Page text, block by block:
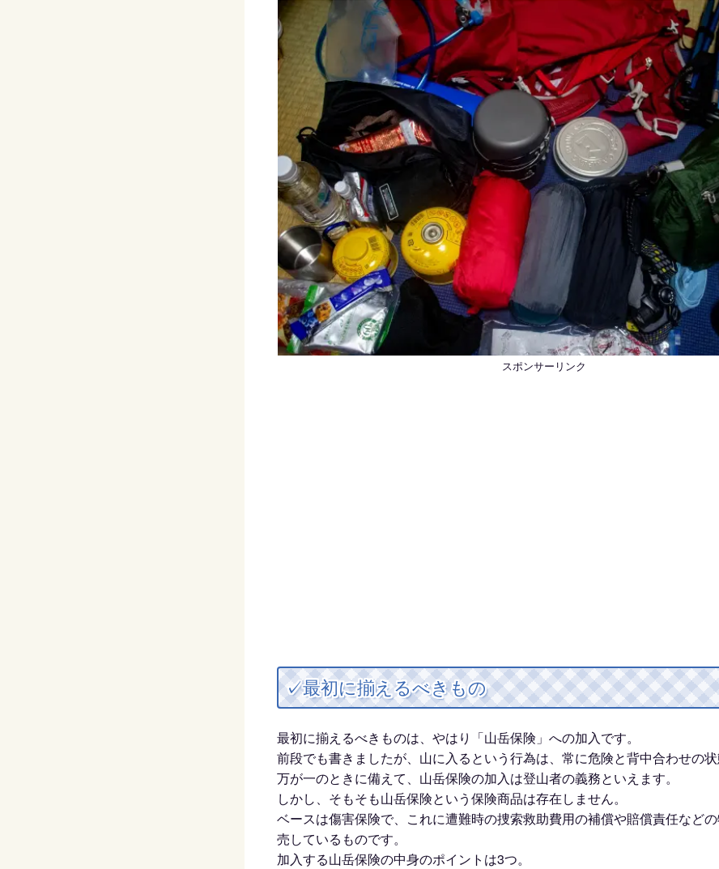
スポンサーリンク
✓最初に揃えるべきもの
最初に揃えるべきものは、やはり「山岳保険」への加入です。
前段でも書きましたが、山に入るという行為は、常に危険と背中合わせの状
万が一のときに備えて、山岳保険の加入は登山者の義務といえます。
しかし、そもそも山岳保険という保険商品は存在しません。
ベースは傷害保険で、これに遭難時の捜索救助費用の補償や賠償責任など
売しているものです。
加入する山岳保険の中身のポイントは3つ。